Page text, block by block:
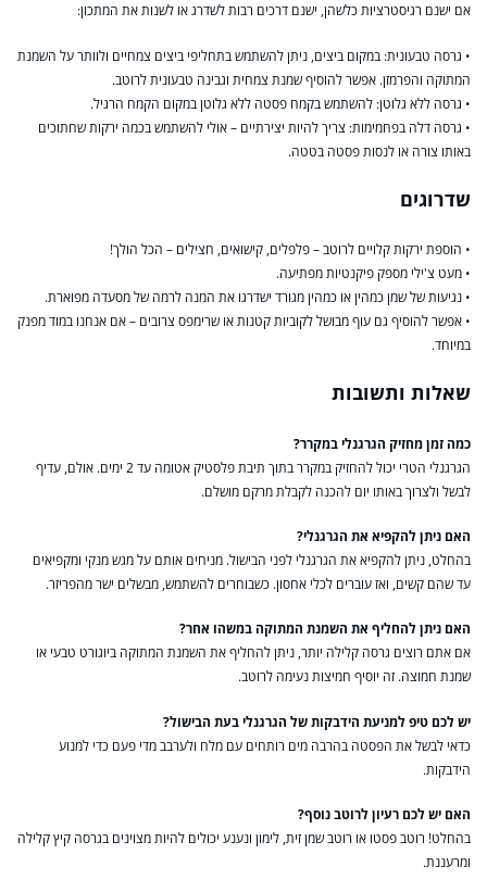
אם ישנם רגיסטרציות כלשהן, ישנם דרכים רבות לשדרג או לשנות את המתכון:
• גרסה טבעונית: במקום ביצים, ניתן להשתמש בתחליפי ביצים צמחיים ולוותר על השמנת
המתוקה והפרמזן. אפשר להוסיף שמנת צמחית וגבינה טבעונית לרוטב.
• גרסה ללא גלוטן: להשתמש בקמח פסטה ללא גלוטן במקום הקמח הרגיל.
• גרסה דלה בפחמימות: צריך להיות יצירתיים – אולי להשתמש בכמה ירקות שחתוכים
באותו צורה או לנסות פסטה בטטה.
שדרוגים
• הוספת ירקות קלויים לרוטב – פלפלים, קישואים, חצילים – הכל הולך!
• מעט צ'ילי מספק פיקנטיות מפתיעה.
• נגיעות של שמן כמהין או כמהין מגורד ישדרגו את המנה לרמה של מסעדה מפוארת.
• אפשר להוסיף גם עוף מבושל לקוביות קטנות או שרימפס צרובים – אם אנחנו במוד מפנק
במיוחד.
שאלות ותשובות
כמה זמן מחזיק הגרגנלי במקרר?
הגרגנלי הטרי יכול להחזיק במקרר בתוך תיבת פלסטיק אטומה עד 2 ימים. אולם, עדיף
לבשל ולצרוך באותו יום להכנה לקבלת מרקם מושלם.
האם ניתן להקפיא את הגרגנלי?
בהחלט, ניתן להקפיא את הגרגנלי לפני הבישול. מניחים אותם על מגש מנקי ומקפיאים
עד שהם קשים, ואז עוברים לכלי אחסון. כשבוחרים להשתמש, מבשלים ישר מהפריזר.
האם ניתן להחליף את השמנת המתוקה במשהו אחר?
אם אתם רוצים גרסה קלילה יותר, ניתן להחליף את השמנת המתוקה ביוגורט טבעי או
שמנת חמוצה. זה יוסיף חמיצות נעימה לרוטב.
יש לכם טיפ למניעת הידבקות של הגרגנלי בעת הבישול?
כדאי לבשל את הפסטה בהרבה מים רותחים עם מלח ולערבב מדי פעם כדי למנוע
הידבקות.
האם יש לכם רעיון לרוטב נוסף?
בהחלט! רוטב פסטו או רוטב שמן זית, לימון ונענע יכולים להיות מצוינים בגרסה קיץ קלילה
ומרעננת.